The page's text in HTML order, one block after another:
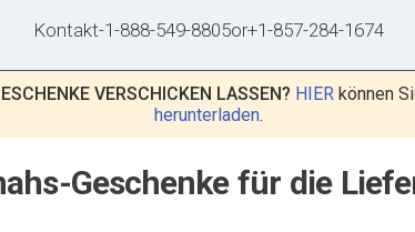
Kontakt-1-888-549-8805or+1-857-284-1674
VERSCHICKEN LASSEN? HIER können
herunterladen.
Geschenke für die